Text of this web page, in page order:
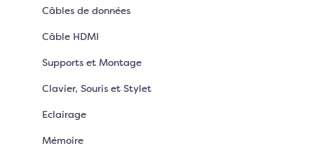
Câbles de données
Câble HDMI
Supports et Montage
Clavier, Souris et Stylet
Eclairage
Mémoire